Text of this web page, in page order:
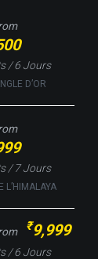
/ 6 Jours
D’OR
/ 7 Jours
L’HIMALAYA
₹9,999
/ 6 Jours